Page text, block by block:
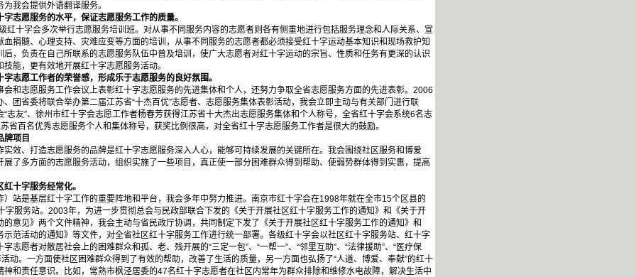
我会提供外语翻译服务。
愿服务的水平，保证志愿服务工作的质量。
字会多次举行志愿服务培训班。对从事不同服务内容的志愿者则各有侧重地进行包括服务理念和人际关系、宣
捐髓、心理支持、灾难应变等方面的培训，从事不同服务的志愿者都必须接受红十字运动基本知识和现场救护知
，负责在自己所联系的志愿服务队伍中普及培训，使广大志愿者对红十字运动的宗旨、性质和任务有更深的认识
能，更有效地开展红十字志愿服务活动。
愿工作者的荣誉感，形成乐于志愿服务的良好氛围。
志愿服务工作会议上表彰红十字志愿服务的先进集体和个人，还努力争取全省志愿服务方面的先进表彰。2006
团省委将联合举办第二届江苏省“十杰百优”志愿者、志愿服务集体表彰活动，我会立即主动与有关部门进行联
志友”、徐州市红十字会志愿工作者杨春芳获得江苏省十大杰出志愿服务集体和个人称号，全省红十字会系统6名志
省百名优秀志愿服务个人和集体称号，获奖比例很高，对全省红十字志愿服务工作者是很大的鼓励。
项目
、打造志愿服务的品牌是红十字志愿服务深入人心，能够可持续发展的关键所在。我会围绕社区服务和博爱
了多方面的志愿服务活动，组织实施了一些项目，真正使一部分困难群众得到帮助、使弱势群体得到实惠，提高
十字服务经常化。
是基层红十字工作的重要阵地和平台，我会多年中努力推进。南京市红十字会在1998年就在全市15个区县的
字服务站。2003年，为进一步贯彻总会与民政部联合下发的《关于开展社区红十字服务工作的通知》和《关于开
意见》两个文件精神，我会主动与省民政厅协调，共同制定下发了《关于开展社区红十字服务工作的通知》和
示范活动的通知》等文件，对全省社区红十字服务工作进行统一部署。各级红十字会以社区红十字服务站、红十字
志愿者对散居社会上的困难群众和孤、老、残开展的“三定一包”、“一帮一”、“邻里互助”、“法律援助”、“医疗保
活动。一方面使社区困难群众得到了有效的帮助，改善了生活的质量，另一方面也弘扬了“人道、博爱、奉献”的红十
和责任意识。比如，常熟市枫泾居委的47名红十字志愿者在社区内常年为群众排除和维修水电故障，解决生活中